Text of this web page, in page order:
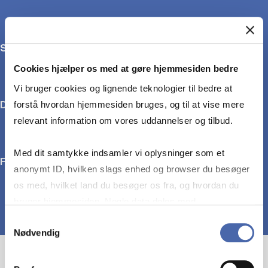
Cookies hjælper os med at gøre hjemmesiden bedre
Vi bruger cookies og lignende teknologier til bedre at
forstå hvordan hjemmesiden bruges, og til at vise mere
relevant information om vores uddannelser og tilbud.
Med dit samtykke indsamler vi oplysninger som et
anonymt ID, hvilken slags enhed og browser du besøger
os med, hvilket land du besøger os fra, og hvordan du
markedsføring. Du bestemmer selv - og kan altid trække
Nødvendig
Social Choice and Welfare
Decision Theory
Fair Allocation